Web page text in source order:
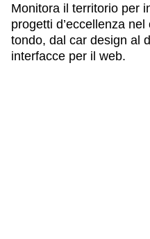
Monitora il territorio per
progetti d’eccellenza
tondo, dal car design al
interfacce per il web.